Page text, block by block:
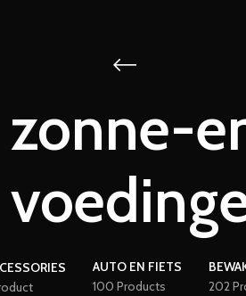
zonne-
AUTO EN FIETS
100 Products
202